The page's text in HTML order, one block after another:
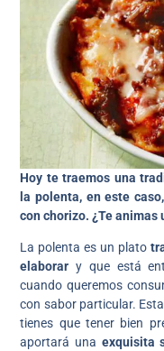
Hoy te traemos una
la polenta, en este
con chorizo. ¿Te
La polenta es un plato
elaborar y que está
cuando queremos
con sabor particular.
tienes que tener bien
aportará una exquisita